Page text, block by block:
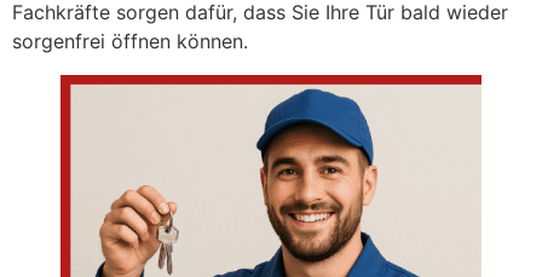
Fachkräfte sorgen dafür, dass Sie Ihre Tür bald wieder
sorgenfrei öffnen können.